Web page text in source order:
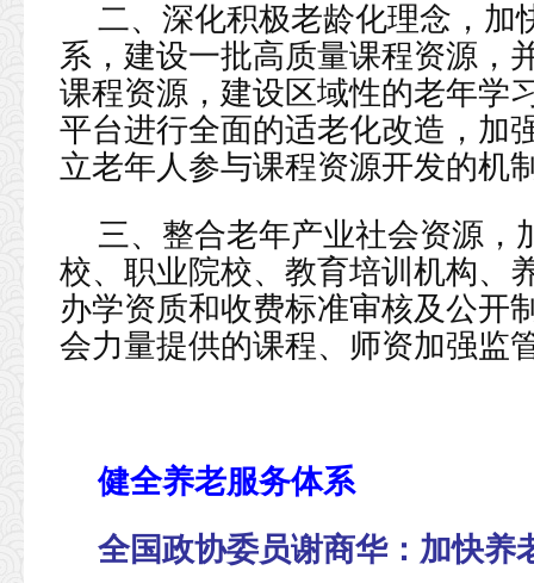
二、深化积极老龄化理念，加
系，建设一批高质量课程资源，
课程资源，建设区域性的老年学
平台进行全面的适老化改造，加
立老年人参与课程资源开发的机
三、整合老年产业社会资源，
校、职业院校、教育培训机构、
办学资质和收费标准审核及公开
会力量提供的课程、师资加强监
健全养老服务体系
全国政协委员谢商华： 加快养